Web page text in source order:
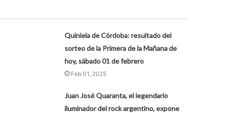
Quiniela de Córdoba: resultado del
sorteo de la Primera de la Mañana de
hoy, sábado 01 de febrero
Feb 01, 2025
Juan José Quaranta, el legendario
iluminador del rock argentino, expone